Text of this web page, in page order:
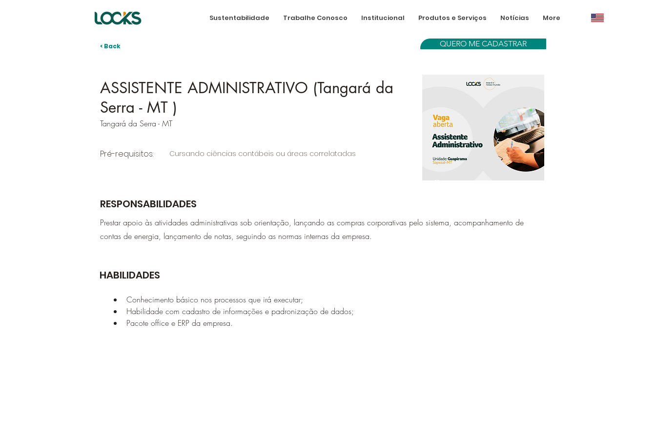
Sustentabilidade Trabalhe Conosco Institucional Produtos e Serviços Notícias More
< Back QUERO ME CADASTRAR
ASSISTENTE ADMINISTRATIVO (Tangará da
Serra - MT )
Tangará da Serra - MT
Pré-requisitos: Cursando ciências contábeis ou áreas correlatadas
RESPONSABILIDADES
Prestar apoio às atividades administrativas sob orientação, lançando as compras corporativas pelo sistema, acompanhamento de
contas de energia, lançamento de notas, seguindo as normas internas da empresa.
HABILIDADES
Conhecimento básico nos processos que irá executar;
Habilidade com cadastro de informações e padronização de dados;
Pacote office e ERP da empresa.